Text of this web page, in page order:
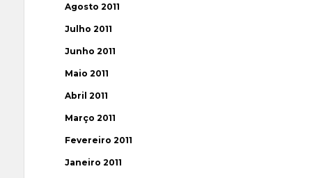
Agosto 2011
Julho 2011
Junho 2011
Maio 2011
Abril 2011
Março 2011
Fevereiro 2011
Janeiro 2011